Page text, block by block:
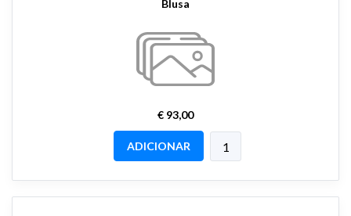
Blusa
€ 93,00
ADICIONAR